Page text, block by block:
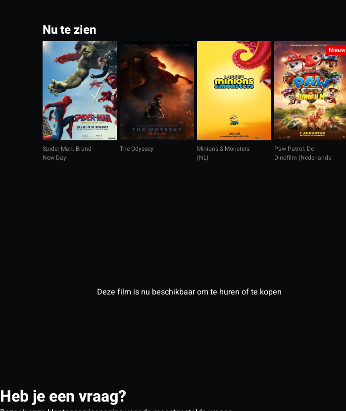
Nu te zien
Spider-Man: Brand
New Day
The Odyssey
Minions & Monsters
(NL)
Paw Patrol: De
Dinofilm (Nederlands
Nieuw
Deze film is nu beschikbaar om te huren of te kopen
Heb je een vraag?